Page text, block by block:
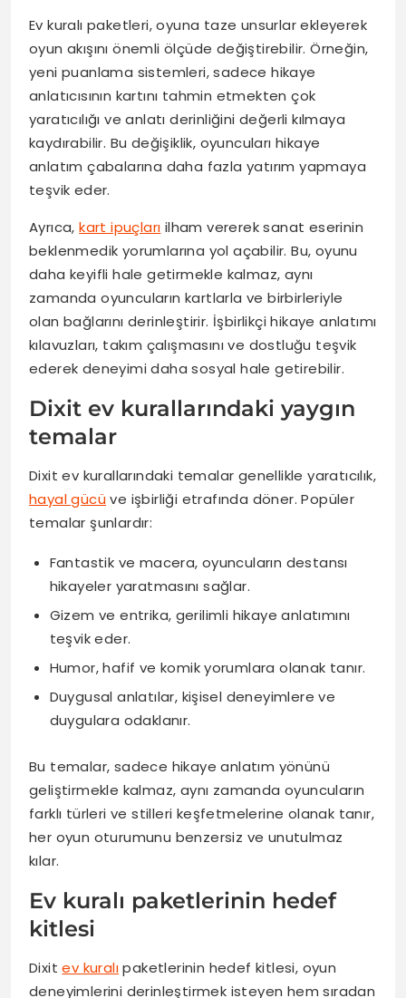
Ev kuralı paketleri, oyuna taze unsurlar ekleyerek
oyun akışını önemli ölçüde değiştirebilir. Örneğin,
yeni puanlama sistemleri, sadece hikaye
anlatıcısının kartını tahmin etmekten çok
yaratıcılığı ve anlatı derinliğini değerli kılmaya
kaydırabilir. Bu değişiklik, oyuncuları hikaye
anlatım çabalarına daha fazla yatırım yapmaya
teşvik eder.
Ayrıca,kart ipuçları ilham vererek sanat eserinin
beklenmedik yorumlarına yol açabilir. Bu, oyunu
daha keyifli hale getirmekle kalmaz, aynı
zamanda oyuncuların kartlarla ve birbirleriyle
olan bağlarını derinleştirir. İşbirlikçi hikaye anlatımı
kılavuzları, takım çalışmasını ve dostluğu teşvik
ederek deneyimi daha sosyal hale getirebilir.
Dixit ev kurallarındaki yaygın
temalar
Dixit ev kurallarındaki temalar genellikle yaratıcılık,
hayal gücüve işbirliği etrafında döner. Popüler
temalar şunlardır:
Fantastik ve macera, oyuncuların destansı
hikayeler yaratmasını sağlar.
Gizem ve entrika, gerilimli hikaye anlatımını
teşvik eder.
Humor, hafif ve komik yorumlara olanak tanır.
Duygusal anlatılar, kişisel deneyimlere ve
duygulara odaklanır.
Bu temalar, sadece hikaye anlatım yönünü
geliştirmekle kalmaz, aynı zamanda oyuncuların
farklı türleri ve stilleri keşfetmelerine olanak tanır,
her oyun oturumunu benzersiz ve unutulmaz
kılar.
Ev kuralı paketlerinin hedef
kitlesi
Dixitev kuralıpaketlerinin hedef kitlesi, oyun
deneyimlerini derinleştirmek isteyen hem sıradan